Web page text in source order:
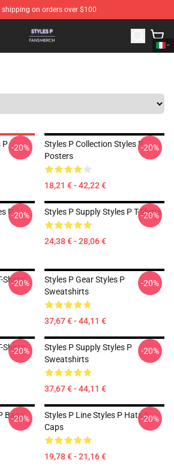
shipping on orders over $100
Official Styles P Merchandise Store
P -20%
Styles P Collection Styles P
Posters
18,21 € - 42,22 €
-20%
P-20% Styles P Supply Styles P T-Shirts
24,38 € - 28,06 €
-20%
Shirts
-20%
Styles P Gear Styles P
Sweatshirts
37,67 € - 44,11 €
-20%
Shirts
-20%
Styles P Supply Styles P
Sweatshirts
37,67 € - 44,11 €
-20%
Bags
-20%
Styles P Line Styles P Hats &
Caps
19,78 € - 21,16 €
-20%